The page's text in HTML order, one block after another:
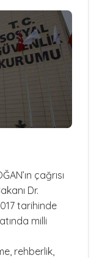
çağrısı
Dr.
tarihinde
milli
rehberlik,